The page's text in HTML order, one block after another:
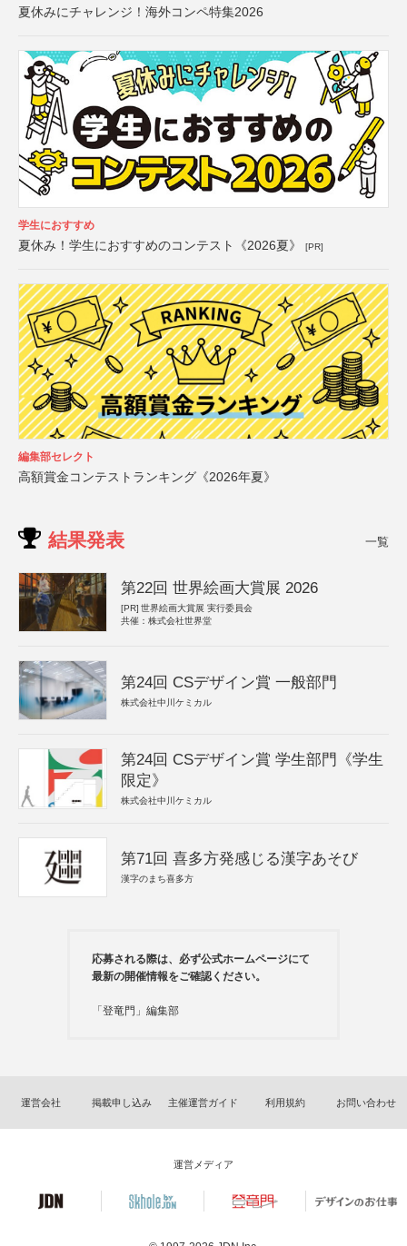
夏休みにチャレンジ！海外コンペ特集2026
学生におすすめ
夏休み！学生におすすめのコンテスト《2026夏》 [PR]
編集部セレクト
高額賞金コンテストランキング《2026年夏》
結果発表 一覧
第22回 世界絵画大賞展 2026
[PR] 世界絵画大賞展 実行委員会
共催：株式会社世界堂
第24回 CSデザイン賞 一般部門
株式会社中川ケミカル
第24回 CSデザイン賞 学生部門《学生
限定》
株式会社中川ケミカル
第71回 喜多方発感じる漢字あそび
漢字のまち喜多方
応募される際は、必ず公式ホームページにて
最新の開催情報をご確認ください。
「登竜門」編集部
運営会社 掲載申し込み 主催運営ガイド 利用規約 お問い合わせ
運営メディア